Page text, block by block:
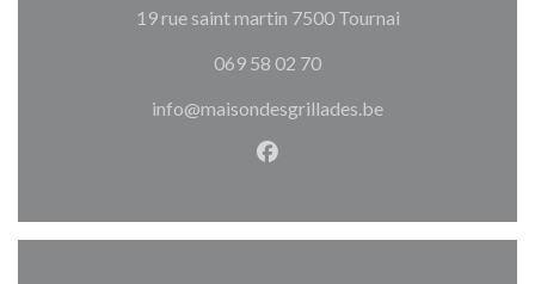
19 rue saint martin 7500 Tournai((abre en una
069 58 02 70
info@maisondesgrillades.be
Facebook ((abre en una